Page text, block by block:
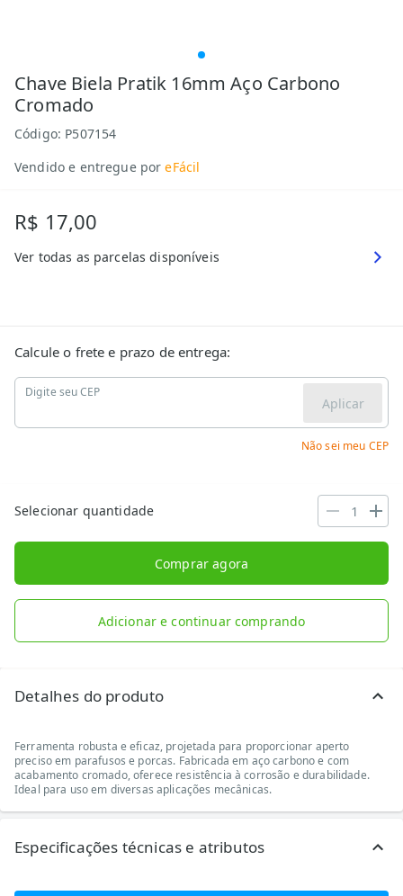
Chave Biela Pratik 16mm Aço Carbono
Cromado
Código: P507154
Vendido e entregue por eFácil
R$ 17,00
Ver todas as parcelas disponíveis
Calcule o frete e prazo de entrega:
Digite seu CEP
Aplicar
Não sei meu CEP
Selecionar quantidade
Comprar agora
Adicionar e continuar comprando
Detalhes do produto
Ferramenta robusta e eficaz, projetada para proporcionar aperto
preciso em parafusos e porcas. Fabricada em aço carbono e com
acabamento cromado, oferece resistência à corrosão e durabilidade.
Ideal para uso em diversas aplicações mecânicas.
Especificações técnicas e atributos